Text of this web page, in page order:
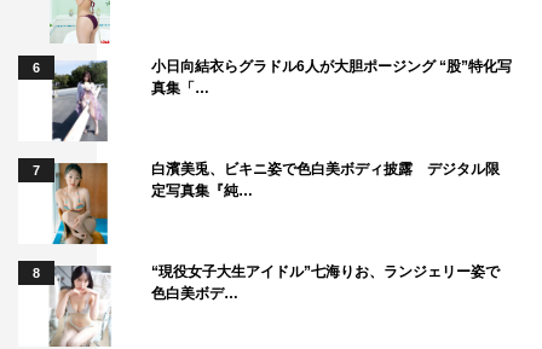
6
小日向結衣らグラドル6人が大胆ポージング “股”特化写
真集「…
7
白濱美兎、ビキニ姿で色白美ボディ披露 デジタル限
定写真集『純…
8
“現役女子大生アイドル”七海りお、ランジェリー姿で
色白美ボデ…